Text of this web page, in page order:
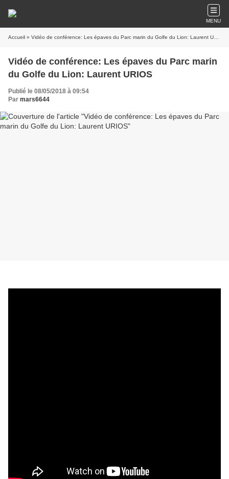
MENU
Accueil » Vidéo de conférence: Les épaves du Parc marin du Golfe du Lion: Laurent URIOS
Vidéo de conférence: Les épaves du Parc marin
du Golfe du Lion: Laurent URIOS
Publié le 08/05/2018 à 09:54
Par mars6644